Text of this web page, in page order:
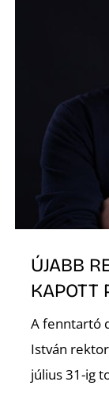
ÚJABB
KAPOTT
A fenntartó
István
július 31-ig